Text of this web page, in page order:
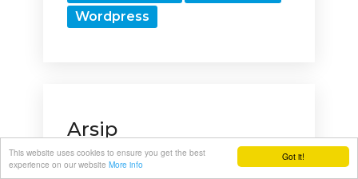
Got it!
This website uses cookies to ensure you get the best
experience on our website More info
Wordpress
Arsip
Arsip